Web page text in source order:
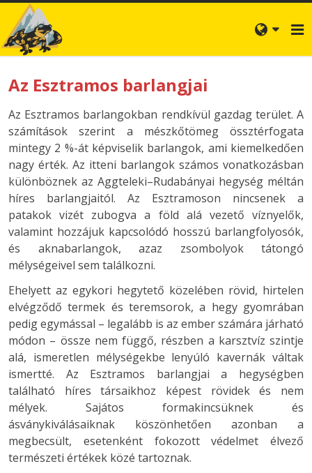
Az Esztramos barlangjai
Az Esztramos barlangokban rendkívül gazdag terület. A
számítások szerint a mészkőtömeg össztérfogata
mintegy 2 %-át képviselik barlangok, ami kiemelkedően
nagy érték. Az itteni barlangok számos vonatkozásban
különböznek az Aggteleki–Rudabányai hegység méltán
híres barlangjaitól. Az Esztramoson nincsenek a
patakok vizét zubogva a föld alá vezető víznyelők,
valamint hozzájuk kapcsolódó hosszú barlangfolyosók,
és aknabarlangok, azaz zsombolyok tátongó
mélységeivel sem találkozni.
Ehelyett az egykori hegytető közelében rövid, hirtelen
elvégződő termek és teremsorok, a hegy gyomrában
pedig egymással – legalább is az ember számára járható
módon – össze nem függő, részben a karsztvíz szintje
alá, ismeretlen mélységekbe lenyúló kavernák váltak
ismertté. Az Esztramos barlangjai a hegységben
található híres társaikhoz képest rövidek és nem
mélyek. Sajátos formakincsüknek és
ásványkiválásaiknak köszönhetően azonban a
megbecsült, esetenként fokozott védelmet élvező
természeti értékek közé tartoznak.